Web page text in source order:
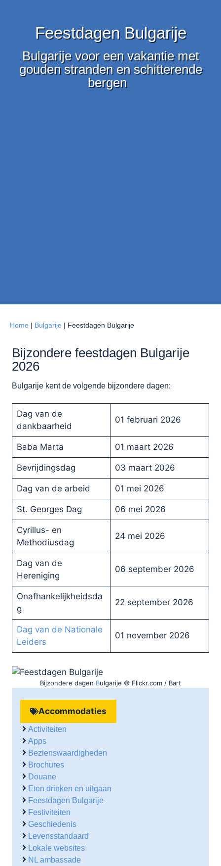
Feestdagen Bulgarije
Bulgarije voor een vakantie met
gouden stranden en schitterende
bergen
Home | Bulgarije | Feestdagen Bulgarije
Bijzondere feestdagen Bulgarije
2026
Bulgarije kent de volgende bijzondere dagen:
Dag van de
dankbaarheid
01 februari 2026
Baba Marta 01 maart 2026
Bevrijdingsdag 03 maart 2026
Dag van de arbeid 01 mei 2026
St. Georges Dag 06 mei 2026
Cyrillus- en
Methodiusdag
24 mei 2026
Dag van de
Hereniging
06 september 2026
Onafhankelijkheidsda
g
22 september 2026
Dag van de Nationale
Leiders
01 november 2026
Bijzondere dagen Bulgarije © Flickr.com / Bart
Accommodaties
Activiteiten
Apps
Bezienswaardigheden
Brochures
Douane
Eten drinken en uitgaan
Feestdagen Bulgarije
Festiviteiten
Geschiedenis
Levensstandaard
Lokale websites
NL ambassade